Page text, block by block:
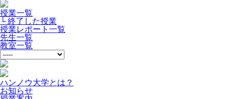
授業一覧
└ 終了した授業
授業レポート一覧
先生一覧
教室一覧
ハンノウ大学とは？
お知らせ